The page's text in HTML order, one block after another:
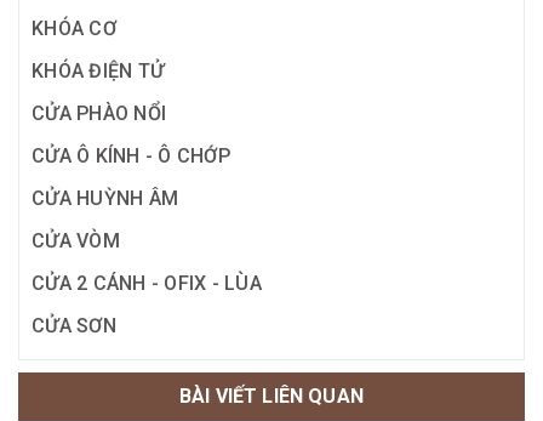
KHÓA CƠ
KHÓA ĐIỆN TỬ
CỬA PHÀO NỔI
CỬA Ô KÍNH - Ô CHỚP
CỬA HUỲNH ÂM
CỬA VÒM
CỬA 2 CÁNH - OFIX - LÙA
CỬA SƠN
BÀI VIẾT LIÊN QUAN